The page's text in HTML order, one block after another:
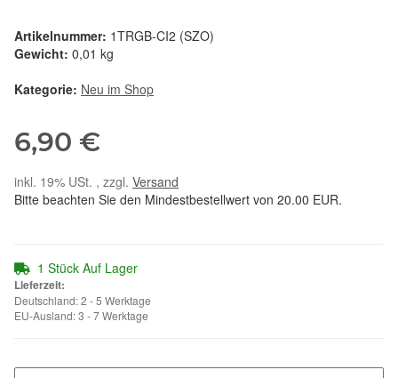
Artikelnummer: 1TRGB-CI2 (SZO)
Gewicht: 0,01 kg
Kategorie: Neu im Shop
6,90 €
inkl. 19% USt. , zzgl. Versand
Bitte beachten Sie den Mindestbestellwert von 20.00 EUR.
1 Stück Auf Lager
Lieferzeit:
Deutschland: 2 - 5 Werktage
EU-Ausland: 3 - 7 Werktage